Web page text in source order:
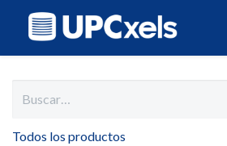
Todos los productos